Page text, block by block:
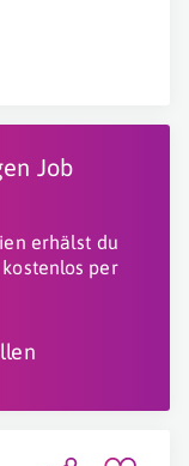
Job
erhälst du
per